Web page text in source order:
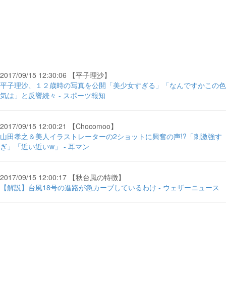
2017/09/15 12:30:06 【平子理沙】
平子理沙、１２歳時の写真を公開「美少女すぎる」「なんですかこの色
気は」と反響続々 - スポーツ報知
2017/09/15 12:00:21 【Chocomoo】
山田孝之＆美人イラストレーターの2ショットに興奮の声!?「刺激強す
ぎ」「近い近いw」 - 耳マン
2017/09/15 12:00:17 【秋台風の特徴】
【解説】台風18号の進路が急カーブしているわけ - ウェザーニュース